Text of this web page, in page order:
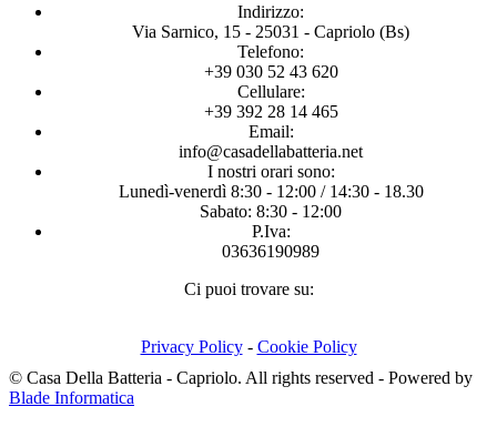
Indirizzo:
Via Sarnico, 15 - 25031 - Capriolo (Bs)
Telefono:
+39 030 52 43 620
Cellulare:
+39 392 28 14 465
Email:
info@casadellabatteria.net
I nostri orari sono:
Lunedì-venerdì 8:30 - 12:00 / 14:30 - 18.30
Sabato: 8:30 - 12:00
P.Iva:
03636190989
Ci puoi trovare su:
page
in
page
in
page
in
Privacy Policy- Cookie Policy
© Casa Della Batteria - Capriolo. All rights reserved - Powered by
Blade Informatica